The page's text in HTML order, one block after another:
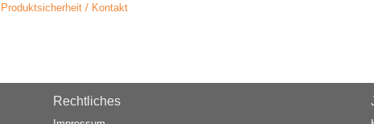
Produktsicherheit / Kontakt
Rechtliches